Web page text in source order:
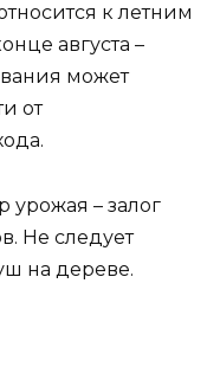
к летним
августа –
может
от
– залог
Не следует
на дереве.